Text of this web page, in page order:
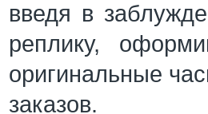
введя в
реплику,
оригинальные
заказов.